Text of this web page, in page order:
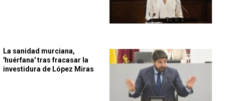
La sanidad murciana,
'huérfana' tras fracasar la
investidura de López Miras